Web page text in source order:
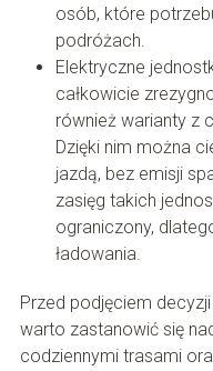
osób, które
podróżach.
Elektryczne
całkowicie
również warianty z
Dzięki nim można
jazdą, bez emisji
zasięg takich
ograniczony,
ładowania.
Przed podjęciem
warto zastanowić się
codziennymi trasami